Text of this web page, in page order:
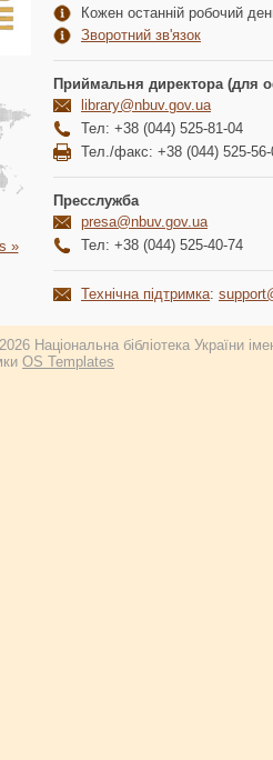
»
Кожен останній робочий
Зворотний зв'язок
Приймальня директора (для
library@nbuv.gov.ua
Тел: +38 (044) 525-81-04
Тел./факс: +38 (044) 525-56-
Пресслужба
presa@nbuv.gov.ua
Тел: +38 (044) 525-40-74
Технічна підтримка:
Національна бібліотека України
OS Templates